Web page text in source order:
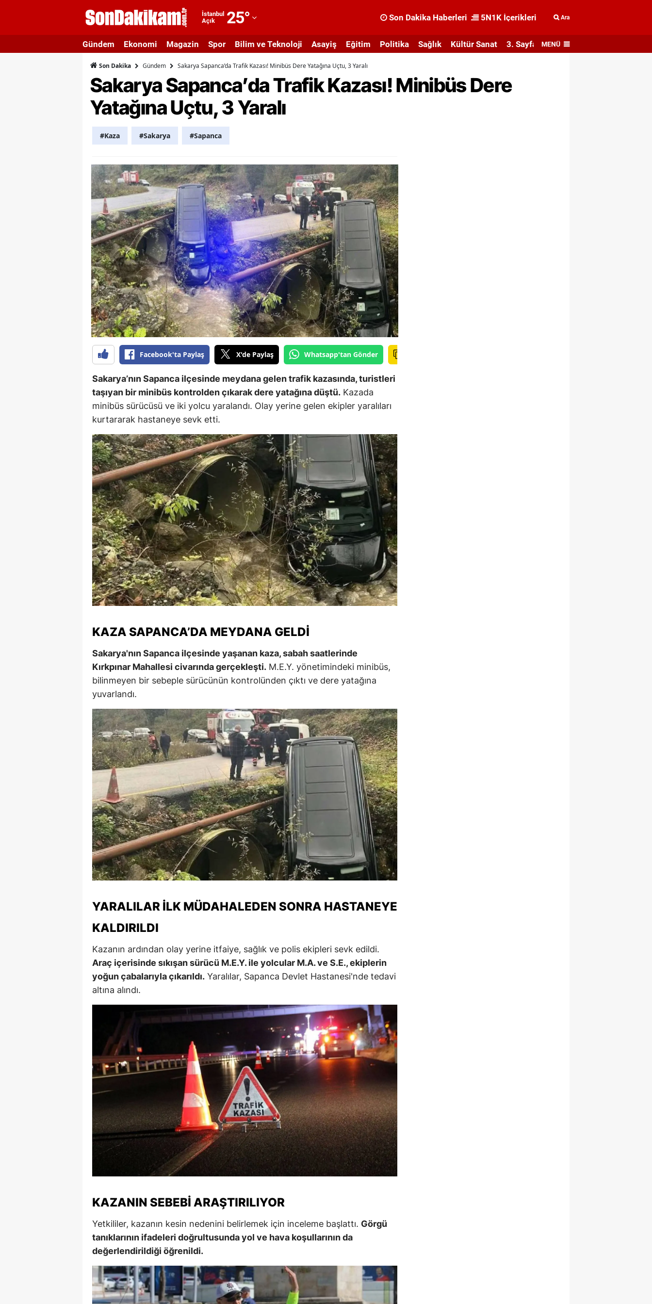
İstanbul
Açık
25°
Adıyaman
Afyonkarahisar
Ağrı
Amasya
Ankara
Artvin
Aydın
Balıkesir
Bilecik
Bingöl
Bitlis
Bolu
Burdur
Bursa
Çanakkale
Çankırı
Çorum
Denizli
Edirne
Elazığ
Erzincan
Erzurum
Eskişehir
Gaziantep
Giresun
Gümüşhane
Hakkari
Hatay
Mersin
İstanbul
Kars
Kastamonu
Kayseri
Kırklareli
Kırşehir
Kocaeli
Konya
Manisa
Mardin
Muğla
Nevşehir
Niğde
Ordu
Rize
Sakarya
Samsun
Siirt
Sinop
Tokat
Trabzon
Tunceli
Uşak
Van
Son Dakika Haberleri 5N1K İçerikleri Ara
Gündem Ekonomi Magazin Spor Bilim ve Teknoloji Asayiş Eğitim Politika Sağlık Kültür Sanat 3. Sayfa MENÜ
Son Dakika Gündem Sakarya Sapanca’da Trafik Kazası! Minibüs Dere Yatağına Uçtu, 3 Yaralı
Sakarya Sapanca’da Trafik Kazası! Minibüs Dere
Yatağına Uçtu, 3 Yaralı
#Kaza #Sakarya #Sapanca
Facebook'ta Paylaş X'de Paylaş Whatsapp'tan Gönder
Sakarya’nın Sapanca ilçesinde meydana gelen trafik kazasında, turistleri
taşıyan bir minibüs kontrolden çıkarak dere yatağına düştü. Kazada
minibüs sürücüsü ve iki yolcu yaralandı. Olay yerine gelen ekipler yaralıları
kurtararak hastaneye sevk etti.
KAZA SAPANCA’DA MEYDANA GELDI
Sakarya'nın Sapanca ilçesinde yaşanan kaza, sabah saatlerinde
Kırkpınar Mahallesi civarında gerçekleşti. M.E.Y. yönetimindeki minibüs,
bilinmeyen bir sebeple sürücünün kontrolünden çıktı ve dere yatağına
yuvarlandı.
YARALILAR İLK MÜDAHALEDEN SONRA HASTANEYE
KALDIRILDI
Kazanın ardından olay yerine itfaiye, sağlık ve polis ekipleri sevk edildi.
Araç içerisinde sıkışan sürücü M.E.Y. ile yolcular M.A. ve S.E., ekiplerin
yoğun çabalarıyla çıkarıldı. Yaralılar, Sapanca Devlet Hastanesi'nde tedavi
altına alındı.
KAZANIN SEBEBI ARAŞTIRILIYOR
Yetkililer, kazanın kesin nedenini belirlemek için inceleme başlattı. Görgü
tanıklarının ifadeleri doğrultusunda yol ve hava koşullarının da
değerlendirildiği öğrenildi.